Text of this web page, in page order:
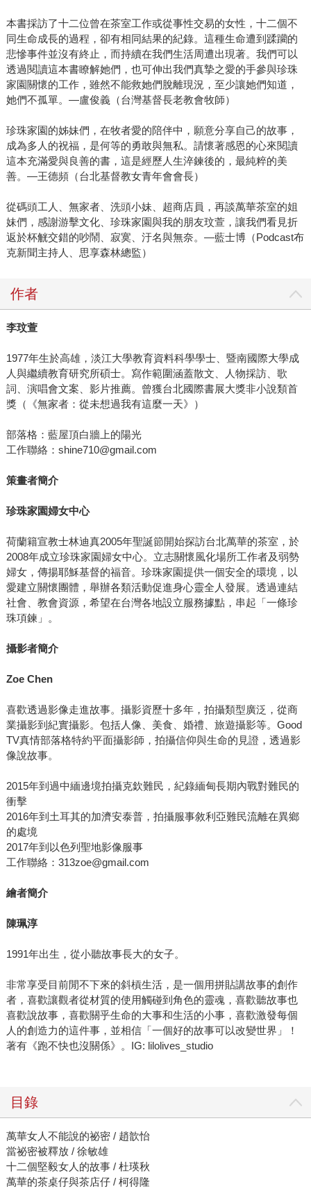
本書採訪了十二位曾在茶室工作或從事性交易的女性，十二個不
同生命成長的過程，卻有相同結果的紀錄。這種生命遭到蹂躪的
悲慘事件並沒有終止，而持續在我們生活周遭出現著。我們可以
透過閱讀這本書瞭解她們，也可伸出我們真摯之愛的手參與珍珠
家園關懷的工作，雖然不能救她們脫離現況，至少讓她們知道，
她們不孤單。—盧俊義（台灣基督長老教會牧師）
珍珠家園的姊妹們，在牧者愛的陪伴中，願意分享自己的故事，
成為多人的祝福，是何等的勇敢與無私。請懷著感恩的心來閱讀
這本充滿愛與良善的書，這是經歷人生淬鍊後的，最純粹的美
善。—王德頻（台北基督教女青年會會長）
從碼頭工人、無家者、洗頭小妹、超商店員，再談萬華茶室的姐
妹們，感謝游擊文化、珍珠家園與我的朋友玟萱，讓我們看見折
返於杯觥交錯的吵鬧、寂寞、汙名與無奈。—藍士博（Podcast布
克新聞主持人、思享森林總監）
作者
李玟萱
1977年生於高雄，淡江大學教育資料科學學士、暨南國際大學成
人與繼續教育研究所碩士。寫作範圍涵蓋散文、人物採訪、歌
詞、演唱會文案、影片推薦。曾獲台北國際書展大獎非小說類首
獎（《無家者：從未想過我有這麼一天》）
部落格：藍屋頂白牆上的陽光
工作聯絡：shine710@gmail.com
策畫者簡介
珍珠家園婦女中心
荷蘭籍宣教士林迪真2005年聖誕節開始探訪台北萬華的茶室，於
2008年成立珍珠家園婦女中心。立志關懷風化場所工作者及弱勢
婦女，傳揚耶穌基督的福音。珍珠家園提供一個安全的環境，以
愛建立關懷團體，舉辦各類活動促進身心靈全人發展。透過連結
社會、教會資源，希望在台灣各地設立服務據點，串起「一條珍
珠項鍊」。
攝影者簡介
Zoe Chen
喜歡透過影像走進故事。攝影資歷十多年，拍攝類型廣泛，從商
業攝影到紀實攝影。包括人像、美食、婚禮、旅遊攝影等。Good
TV真情部落格特約平面攝影師，拍攝信仰與生命的見證，透過影
像說故事。
2015年到過中緬邊境拍攝克欽難民，紀錄緬甸長期內戰對難民的
衝擊
2016年到土耳其的加濟安泰普，拍攝服事敘利亞難民流離在異鄉
的處境
2017年到以色列聖地影像服事
工作聯絡：313zoe@gmail.com
繪者簡介
陳珮淳
1991年出生，從小聽故事長大的女子。
非常享受目前閒不下來的斜槓生活，是一個用拼貼講故事的創作
者，喜歡讓觀者從材質的使用觸碰到角色的靈魂，喜歡聽故事也
喜歡說故事，喜歡關乎生命的大事和生活的小事，喜歡激發每個
人的創造力的這件事，並相信「一個好的故事可以改變世界」！
著有《跑不快也沒關係》。IG: lilolives_studio
目錄
萬華女人不能說的祕密 / 趙歆怡
當祕密被釋放 / 徐敏雄
十二個堅毅女人的故事 / 杜瑛秋
萬華的茶桌仔與茶店仔 / 柯得隆